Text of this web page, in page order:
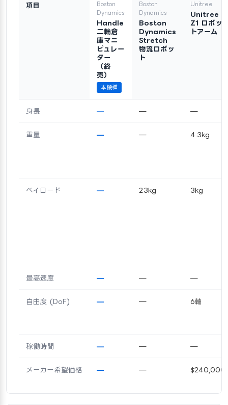
項目
Boston
Dynamics
Handle
二輪倉
庫マニ
ピュレー
ター
（終
売）
本機種
Boston
Dynamics
Boston
Dynamics
Stretch
物流ロボッ
ト
Unitree
Unitree
Z1 ロボッ
トアーム
身長 — — —
重量 — — 4.3kg
ペイロード — 23kg 3kg
最高速度 — — —
自由度 (DoF) — — 6軸
稼働時間 — — —
メーカー希望価格 — — $240,000